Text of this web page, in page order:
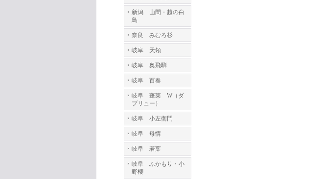
新潟 山間・越の白
鳥
奈良 みむろ杉
岐阜 天領
岐阜 奥飛騨
岐阜 百春
岐阜 蓬莱 W（ダ
ブリュー）
岐阜 小左衛門
岐阜 母情
岐阜 若葉
岐阜 ふかもり・小
野櫻